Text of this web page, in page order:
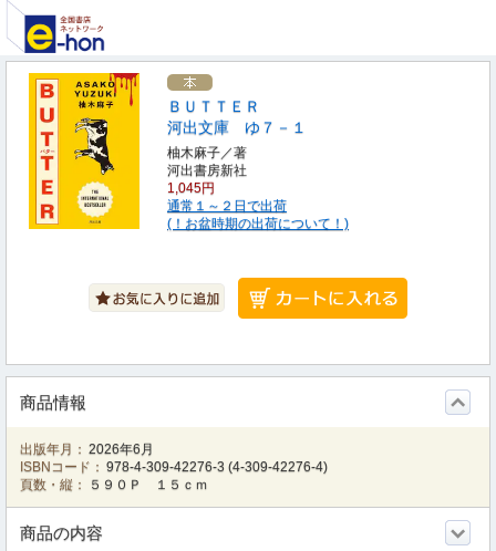
ＢＵＴＴＥＲ
河出文庫 ゆ７－１
柚木麻子／著
河出書房新社
1,045円
通常１～２日で出荷
(！お盆時期の出荷について！)
商品情報
出版年月： 2026年6月
ISBNコード： 978-4-309-42276-3 (4-309-42276-4)
頁数・縦：
５９０Ｐ １５ｃｍ
商品の内容